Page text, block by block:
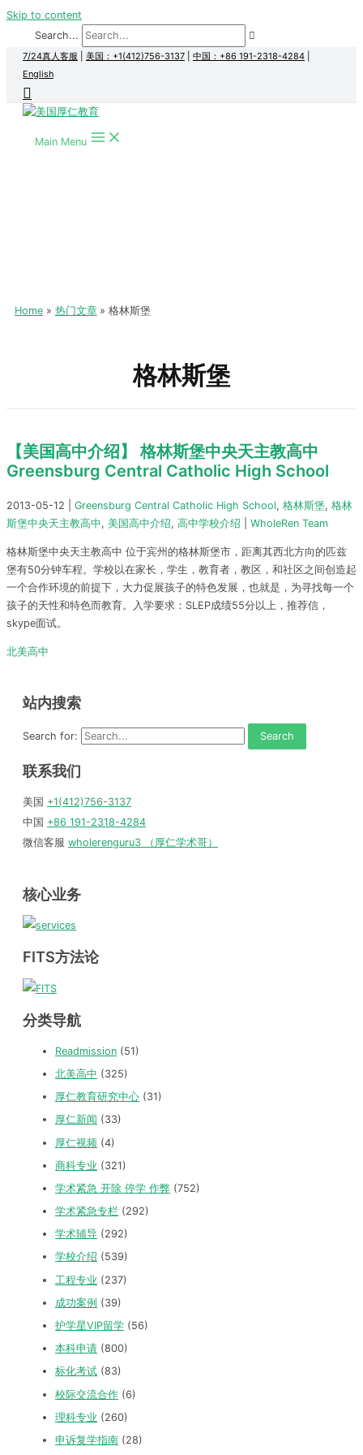
Skip to content
Search...
7/24真人客服 美国：+1(412)756-3137 中国：+86 191-2318-4284
English
Main Menu
Home 热门文章 格林斯堡
格林斯堡
【美国高中介绍】 格林斯堡中央天主教高中
Greensburg Central Catholic High School
2013-05-12 Greensburg Central Catholic High School, 格林斯堡, 格林
斯堡中央天主教高中, 美国高中介绍, 高中学校介绍 WholeRen Team
格林斯堡中央天主教高中 位于宾州的格林斯堡市，距离其西北方向的匹兹
堡有50分钟车程。学校以在家长，学生，教育者，教区，和社区之间创造起
一个合作环境的前提下，大力促展孩子的特色发展，也就是，为寻找每一个
孩子的天性和特色而教育。入学要求：SLEP成绩55分以上，推荐信，
skype面试。
北美高中
站内搜索
Search for:
联系我们
美国 +1(412)756-3137
中国 +86 191-2318-4284
微信客服 wholerenguru3 （厚仁学术哥）
核心业务
FITS方法论
分类导航
Readmission (51)
北美高中 (325)
厚仁教育研究中心 (31)
厚仁新闻 (33)
厚仁视频 (4)
商科专业 (321)
学术紧急 开除 停学 作弊 (752)
学术紧急专栏 (292)
学术辅导 (292)
学校介绍 (539)
工程专业 (237)
成功案例 (39)
护学星VIP留学 (56)
本科申请 (800)
标化考试 (83)
校际交流合作 (6)
理科专业 (260)
申诉复学指南 (28)